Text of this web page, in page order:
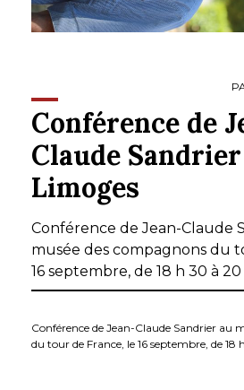
Conférence de
Claude
Limoges
Conférence de Jean-Claude
musée des compagnons du
16 septembre, de 18 h 30 à 20
Conférence de Jean-Claude Sandrier au
du tour de France, le 16 septembre, de 18